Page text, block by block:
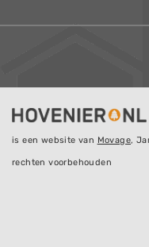
is een website van Movage,
rechten voorbehouden